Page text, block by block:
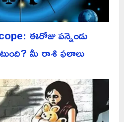
ఈరోజు పన్నెండు
మీ రాశి ఫలాలు